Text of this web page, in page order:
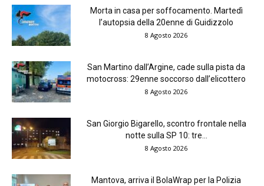
Morta in casa per soffocamento. Martedì
l’autopsia della 20enne di Guidizzolo
8 Agosto 2026
San Martino dall’Argine, cade sulla pista da
motocross: 29enne soccorso dall’elicottero
8 Agosto 2026
San Giorgio Bigarello, scontro frontale nella
notte sulla SP 10: tre...
8 Agosto 2026
Mantova, arriva il BolaWrap per la Polizia